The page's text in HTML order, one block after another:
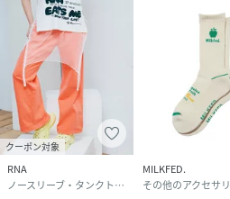
クーポン対象
RNA
ノースリーブ・タンクトップ
MILKFED.